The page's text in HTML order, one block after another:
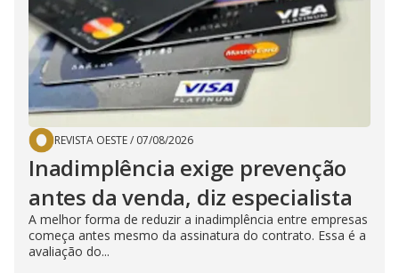
REVISTA OESTE/ 07/08/2026
Inadimplência exige prevenção
antes da venda, diz especialista
A melhor forma de reduzir a inadimplência entre empresas
começa antes mesmo da assinatura do contrato. Essa é a
avaliação do...